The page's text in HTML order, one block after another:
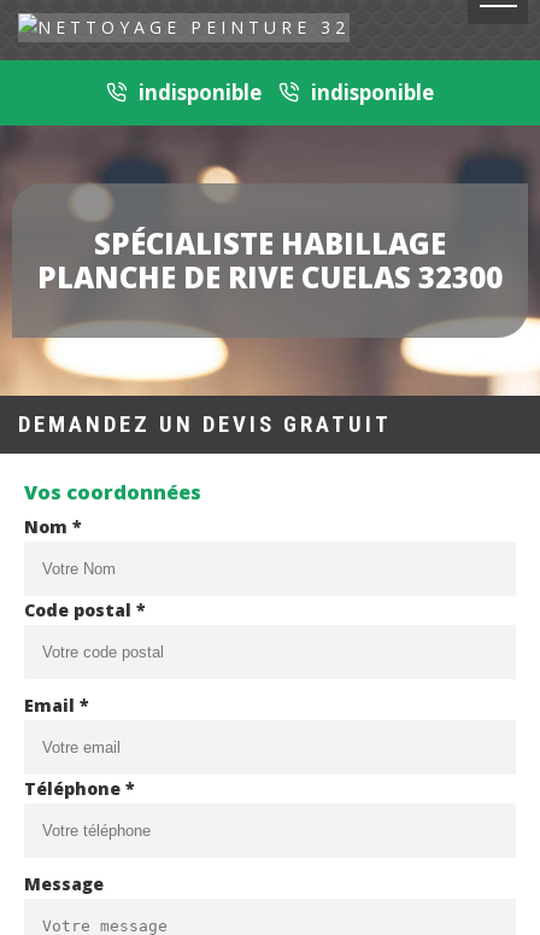
indisponible indisponible
SPÉCIALISTE HABILLAGE
PLANCHE DE RIVE CUELAS 32300
DEMANDEZ UN DEVIS GRATUIT
Vos coordonnées
Nom *
Code postal *
Email *
Téléphone *
Message